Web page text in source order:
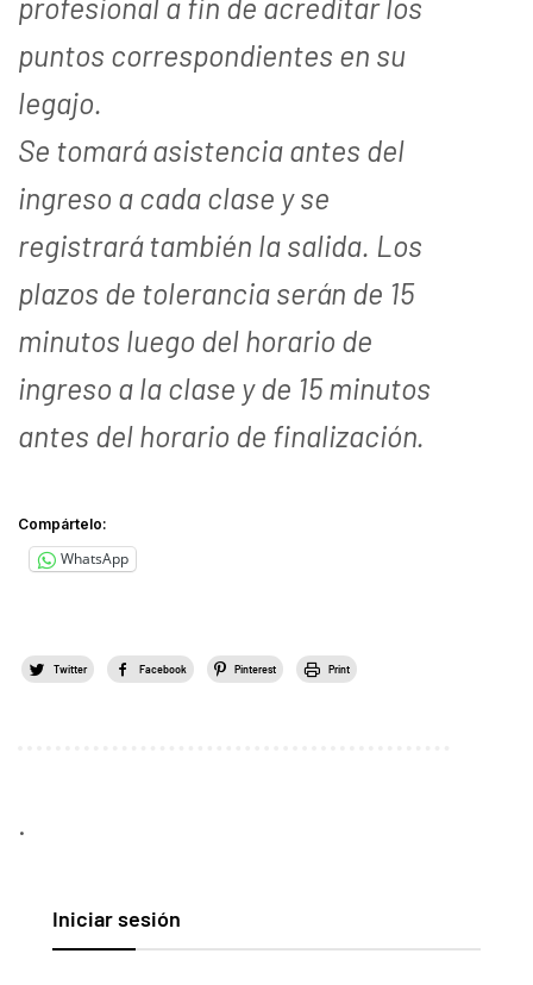
puntos correspondientes en su
legajo.
Se tomará asistencia antes del
ingreso a cada clase y se
registrará también la salida. Los
plazos de tolerancia serán de 15
minutos luego del horario de
ingreso a la clase y de 15 minutos
antes del horario de finalización.
Compártelo:
WhatsApp
Twitter Facebook Pinterest Print
.
Iniciar sesión